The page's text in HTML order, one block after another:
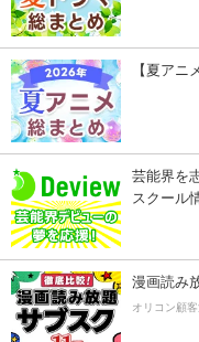
【夏アニ
芸能界を
スクール
漫画読み
オリコン顧